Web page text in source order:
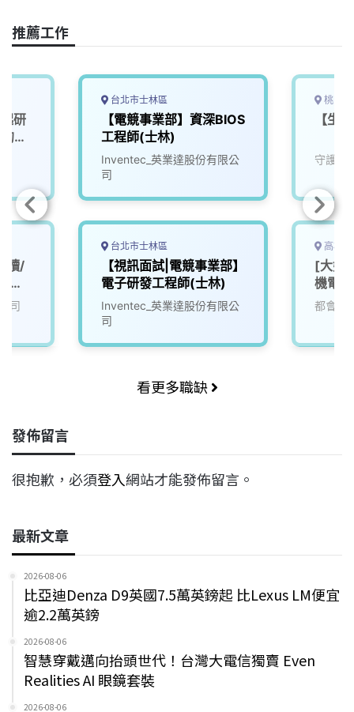
推薦工作
研
未
讀/
超
司
台北市士林區
【電競事業部】資深BIOS
工程師(士林)
Inventec_英業達股份有限公
司
台北市士林區
【視訊面試|電競事業部】
電子研發工程師(士林)
Inventec_英業達股份有限公
司
桃園
【生
守護家
高雄
[大好
機電
都會生
看更多職缺
發佈留言
很抱歉，必須登入網站才能發佈留言。
最新文章
2026-08-06
比亞迪Denza D9英國7.5萬英鎊起 比Lexus LM便宜
逾2.2萬英鎊
2026-08-06
智慧穿戴邁向抬頭世代！台灣大電信獨賣 Even
Realities AI 眼鏡套裝
2026-08-06